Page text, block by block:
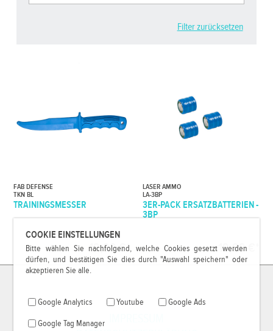
COOKIE EINSTELLUNGEN
Bitte wählen Sie nachfolgend, welche Cookies gesetzt werden
dürfen, und bestätigen Sie dies durch "Auswahl speichern" oder
akzeptieren Sie alle.
Google Analytics Youtube Google Ads
Google Tag Manager
Filter zurücksetzen
FAB DEFENSE
TKN BL
TRAININGSMESSER
19,99 €*
LASER AMMO
LA-3BP
3ER-PACK ERSATZBATTERIEN -
3BP
19,99 €*